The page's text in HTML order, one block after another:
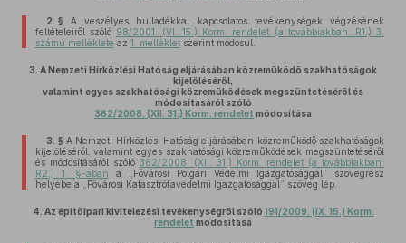
2. § A veszélyes hulladékkal kapcsolatos tevékenységek végzésének
feltételeiről szóló 98/2001. (VI. 15.) Korm. rendelet (a továbbiakban: R1.) 3.
számú melléklete az 1. mellékletszerint módosul.
3. A Nemzeti Hírközlési Hatóság eljárásában közreműködő szakhatóságok
kijelöléséről,
valamint egyes szakhatósági közreműködések megszüntetéséről és
módosításáról szóló
362/2008. (XII. 31.) Korm. rendelet módosítása
3. § A Nemzeti Hírközlési Hatóság eljárásában közreműködő szakhatóságok
kijelöléséről, valamint egyes szakhatósági közreműködések megszüntetéséről
és módosításáról szóló 362/2008. (XII. 31.) Korm. rendelet (a továbbiakban:
R2.) 1. §-ában a „Fővárosi Polgári Védelmi Igazgatósággal” szövegrész
helyébe a „Fővárosi Katasztrófavédelmi Igazgatósággal” szöveg lép.
4. Az építőipari kivitelezési tevékenységről szóló 191/2009. (IX. 15.) Korm.
rendelet módosítása